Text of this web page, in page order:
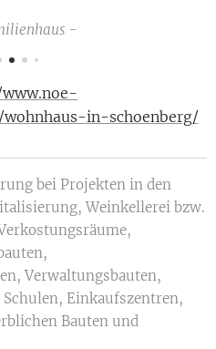
-
in-schoenberg/
bei Projekten in den
Weinkellerei bzw.
Verwaltungsbauten,
Einkaufszentren,
Bauten und